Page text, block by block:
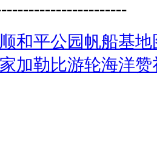
和平公园帆船基地
加勒比游轮海洋